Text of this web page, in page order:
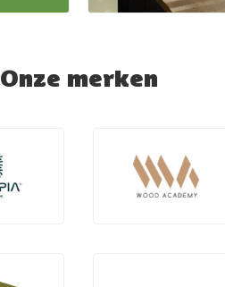
Onze merken